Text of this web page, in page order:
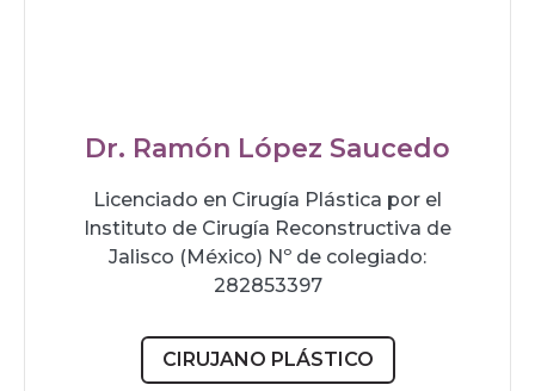
Dr. Ramón López Saucedo
Licenciado en Cirugía Plástica por el
Instituto de Cirugía Reconstructiva de
Jalisco (México) Nº de colegiado:
282853397
CIRUJANO PLÁSTICO